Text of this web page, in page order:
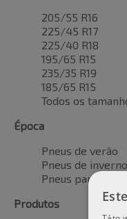
205/55 R16
225/45 R17
225/40 R18
195/65 R15
235/35 R19
185/65 R15
Todos os
Época
Pneus de verão
Pneus de inverno
Pneus para todas
Produtos